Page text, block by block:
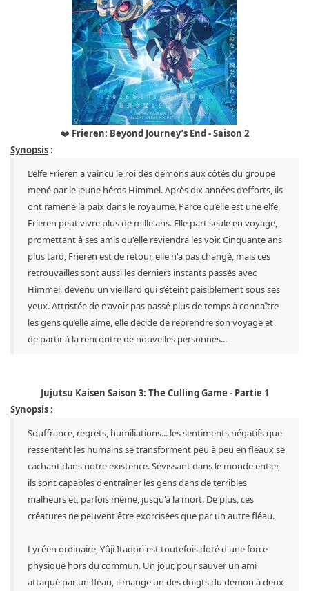
❤️ Frieren: Beyond Journey’s End - Saison 2
Synopsis:
L’elfe Frieren a vaincu le roi des démons aux côtés du groupe
mené par le jeune héros Himmel. Après dix années d’efforts, ils
ont ramené la paix dans le royaume. Parce qu’elle est une elfe,
Frieren peut vivre plus de mille ans. Elle part seule en voyage,
promettant à ses amis qu'elle reviendra les voir. Cinquante ans
plus tard, Frieren est de retour, elle n'a pas changé, mais ces
retrouvailles sont aussi les derniers instants passés avec
Himmel, devenu un vieillard qui s’éteint paisiblement sous ses
yeux. Attristée de n’avoir pas passé plus de temps à connaître
les gens qu’elle aime, elle décide de reprendre son voyage et
de partir à la rencontre de nouvelles personnes...
Jujutsu Kaisen Saison 3: The Culling Game - Partie 1
Synopsis:
Souffrance, regrets, humiliations... les sentiments négatifs que
ressentent les humains se transforment peu à peu en fléaux se
cachant dans notre existence. Sévissant dans le monde entier,
ils sont capables d'entraîner les gens dans de terribles
malheurs et, parfois même, jusqu'à la mort. De plus, ces
créatures ne peuvent être exorcisées que par un autre fléau.
Lycéen ordinaire, Yûji Itadori est toutefois doté d'une force
physique hors du commun. Un jour, pour sauver un ami
attaqué par un fléau, il mange un des doigts du démon à deux